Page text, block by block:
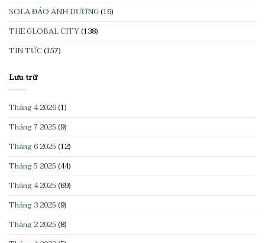
SOLA ĐẢO ÁNH DƯƠNG(16)
THE GLOBAL CITY(138)
TIN TỨC(157)
Lưu trữ
Tháng 4 2026(1)
Tháng 7 2025(9)
Tháng 6 2025(12)
Tháng 5 2025(44)
Tháng 4 2025(69)
Tháng 3 2025(9)
Tháng 2 2025(8)